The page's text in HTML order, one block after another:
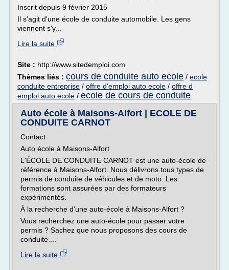
Inscrit depuis 9 février 2015
Il s'agit d'une école de conduite automobile. Les gens
viennent s'y...
Lire la suite
Site : http://www.sitedemploi.com
Thèmes liés : cours de conduite auto ecole / ecole
conduite entreprise / offre d'emploi auto ecole / offre d
emploi auto ecole / ecole de cours de conduite
Auto école à Maisons-Alfort | ECOLE DE
CONDUITE CARNOT
Contact
Auto école à Maisons-Alfort
L'ÉCOLE DE CONDUITE CARNOT est une auto-école de
référence à Maisons-Alfort. Nous délivrons tous types de
permis de conduite de véhicules et de moto. Les
formations sont assurées par des formateurs
expérimentés.
À la recherche d'une auto-école à Maisons-Alfort ?
Vous recherchez une auto-école pour passer votre
permis ? Sachez que nous proposons des cours de
conduite....
Lire la suite